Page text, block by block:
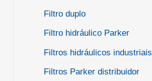
Filtro duplo
Filtro hidráulico Parker
Filtros hidráulicos industriais
Filtros Parker distribuidor